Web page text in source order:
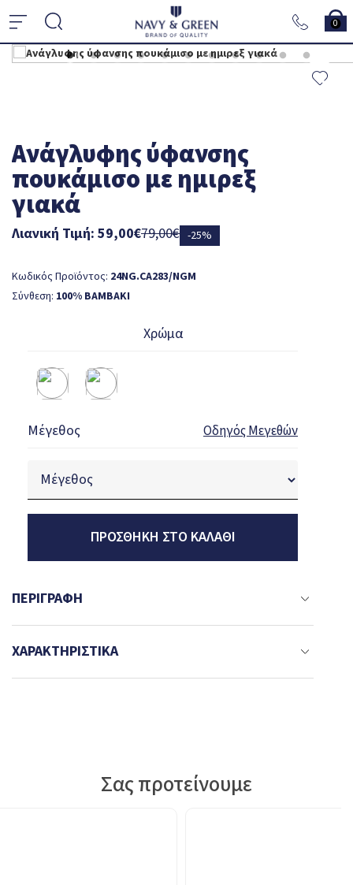
0
Aνάγλυφης ύφανσης
πουκάμισο με ημιρεξ
γιακά
79,00€
Λιανική Τιμή: 59,00€ -25%
Κωδικός Προϊόντος: 24NG.CA283/NGM
Σύνθεση: 100% ΒΑΜΒΑΚΙ
Χρώμα
Μέγεθος Οδηγός Μεγεθών
ΠΡΟΣΘΉΚΗ ΣΤΟ ΚΑΛΆΘΙ
ΠΕΡΙΓΡΑΦΉ
ΧΑΡΑΚΤΗΡΙΣΤΙΚΆ
Σας προτείνουμε